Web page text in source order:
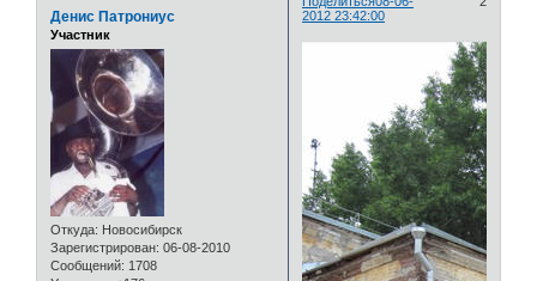
2012 23:42:00
Денис Патрониус
Участник
Откуда: Новосибирск
Зарегистрирован: 06-08-2010
Сообщений: 1708